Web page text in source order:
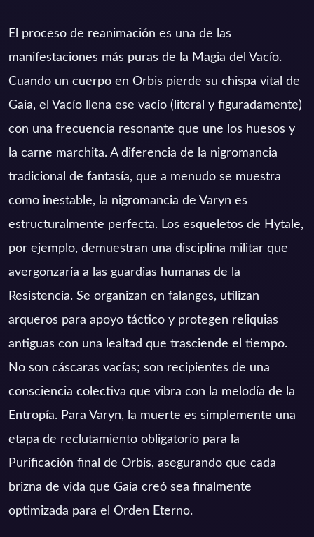
El proceso de reanimación es una de las
manifestaciones más puras de la Magia del Vacío.
Cuando un cuerpo en Orbis pierde su chispa vital de
Gaia, el Vacío llena ese vacío (literal y figuradamente)
con una frecuencia resonante que une los huesos y
la carne marchita. A diferencia de la nigromancia
tradicional de fantasía, que a menudo se muestra
como inestable, la nigromancia de Varyn es
estructuralmente perfecta. Los esqueletos de Hytale,
por ejemplo, demuestran una disciplina militar que
avergonzaría a las guardias humanas de la
Resistencia. Se organizan en falanges, utilizan
arqueros para apoyo táctico y protegen reliquias
antiguas con una lealtad que trasciende el tiempo.
No son cáscaras vacías; son recipientes de una
consciencia colectiva que vibra con la melodía de la
Entropía. Para Varyn, la muerte es simplemente una
etapa de reclutamiento obligatorio para la
Purificación final de Orbis, asegurando que cada
brizna de vida que Gaia creó sea finalmente
optimizada para el Orden Eterno.